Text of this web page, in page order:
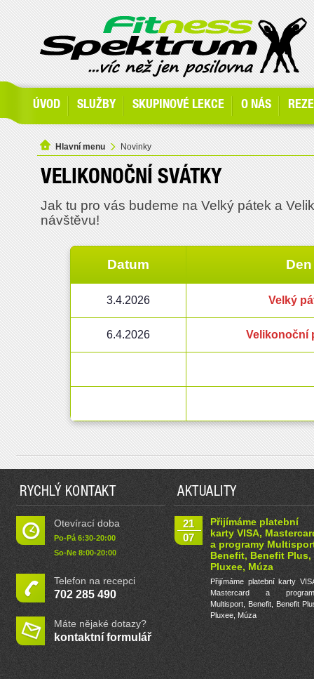
ÚVOD SLUŽBY SKUPINOVÉ LEKCE O NÁS
Hlavní menu Novinky
VELIKONOČNÍ SVÁTKY
Jak tu pro vás budeme na Velký pátek a
návštěvu!
Datum Den
3.4.2026 Velký
6.4.2026 Velikonoční
RYCHLÝ KONTAKT
Otevírací doba
Po-Pá 6:30-20:00
So-Ne 8:00-20:00
Telefon na recepci
702 285 490
Máte nějaké dotazy?
kontaktní formulář
AKTUALITY
21
07
Přijímáme platební
karty VISA,
a programy
Benefit, Benefit Plus,
Pluxee, Múza
Přijímáme platební karty
Mastercard a
Multisport, Benefit, Benefit
Pluxee, Múza